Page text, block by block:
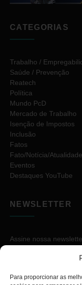
Para proporcionar as
CATEGORIAS
Trabalho /
Saúde / Prevenção
Reatech
Política
Mundo PcD
Mercado de Trabalho
Isenção de Impostos
Inclusão
Fatos
Fato/Notícia/
Eventos
Destaques YouTube
NEWSLETTER
Assine nossa